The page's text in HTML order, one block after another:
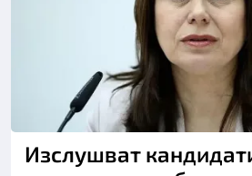
Изслушват